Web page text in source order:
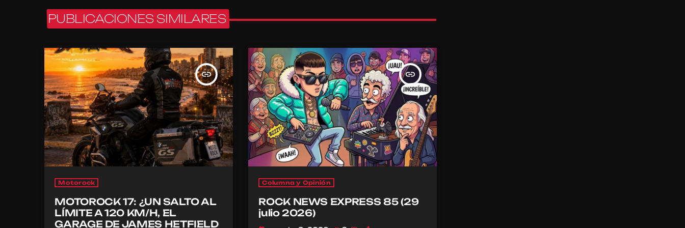
PUBLICACIONES SIMILARES
insert_link
Motorock
MOTOROCK 17: ¿UN SALTO AL
LÍMITE A 120 KM/H, EL
GARAGE DE JAMES HETFIELD
insert_link
Columna y Opinión
ROCK NEWS EXPRESS 85 (29
julio 2026)